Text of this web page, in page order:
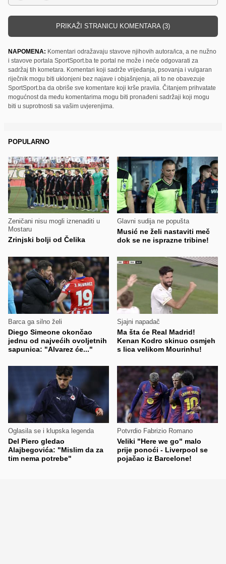
PRIKAŽI STRANICU KOMENTARA (3)
NAPOMENA: Komentari odražavaju stavove njihovih autora/ica, a ne nužno
i stavove portala SportSport.ba te portal ne može i neće odgovarati za
sadržaj tih kometara. Komentari koji sadrže vrijeđanja, psovanja i vulgaran
riječnik mogu biti uklonjeni bez najave i objašnjenja, ali to ne obavezuje
SportSport.ba da obriše sve komentare koji krše pravila. Čitanjem prihvatate
mogućnost da među komentarima mogu biti pronađeni sadržaji koji mogu
biti u suprotnosti sa vašim uvjerenjima.
POPULARNO
Zeničani nisu mogli iznenaditi u
Mostaru
Zrinjski bolji od Čelika
Glavni sudija ne popušta
Musić ne želi nastaviti meč
dok se ne isprazne tribine!
Barca ga silno želi
Diego Simeone okončao
jednu od najvećih ovoljetnih
sapunica: "Alvarez će..."
Sjajni napadač
Ma šta će Real Madrid!
Kenan Kodro skinuo osmjeh
s lica velikom Mourinhu!
Oglasila se i klupska legenda
Del Piero gledao
Alajbegovića: "Mislim da za
tim nema potrebe"
Potvrdio Fabrizio Romano
Veliki "Here we go" malo
prije ponoći - Liverpool se
pojačao iz Barcelone!